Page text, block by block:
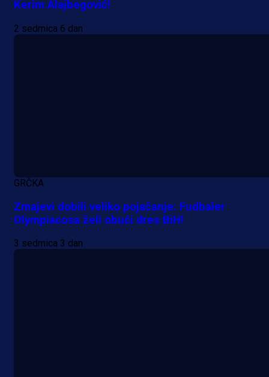
A Selekcija
Da li je selektor zadovoljan: Evo
je Barbarez rekao o transferu
Alajbegovića u Juventus!
Kerim Alajbegović!
2 sedmica 6 dan
GRČKA
Zmajevi dobili veliko pojačanje: Fudbaler
Olympiacosa želi obući dres BiH!
3 sedmica 3 dan